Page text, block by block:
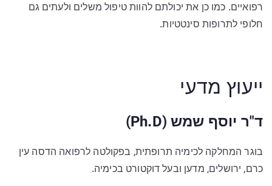
רפואיים. כמו כן את יכולתם להוות טיפול משלים ולעתים גם
חלופי לתרופות סינטטיות.
ייעוץ מדעי
ד"ר יוסף שמש (Ph.D)
בוגר המחלקה לכימיה תרופתית, בפקולטה לרפואה הדסה עין
כרם, ירושלים, מדען ובעל דוקטורט בכימיה.